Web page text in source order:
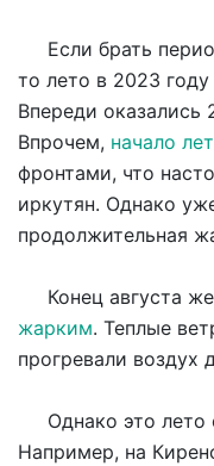
Если брать
то лето в 2023
Впереди оказались
Впрочем, начало
фронтами, что
иркутян. Однако
продолжительная
Конец августа же
жарким. Теплые
прогревали воздух
Однако это лето
Например, на